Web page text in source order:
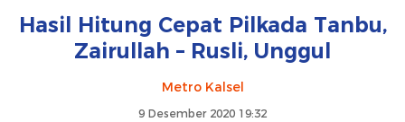
Hasil Hitung Cepat Pilkada Tanbu,
Zairullah – Rusli, Unggul
Metro Kalsel
9 Desember 2020 19:32